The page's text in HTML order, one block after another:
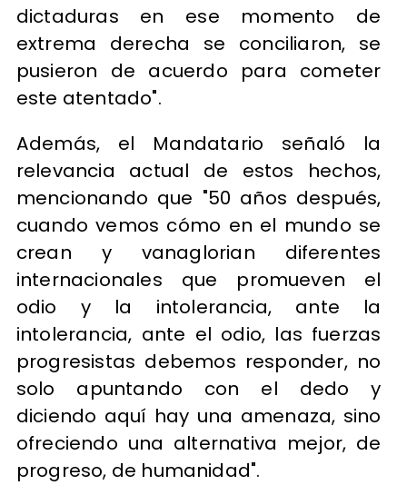
dictaduras en ese momento de
extrema derecha se conciliaron, se
pusieron de acuerdo para cometer
este atentado".
Además, el Mandatario señaló la
relevancia actual de estos hechos,
mencionando que "50 años después,
cuando vemos cómo en el mundo se
crean y vanaglorian diferentes
internacionales que promueven el
odio y la intolerancia, ante la
intolerancia, ante el odio, las fuerzas
progresistas debemos responder, no
solo apuntando con el dedo y
diciendo aquí hay una amenaza, sino
ofreciendo una alternativa mejor, de
progreso, de humanidad".